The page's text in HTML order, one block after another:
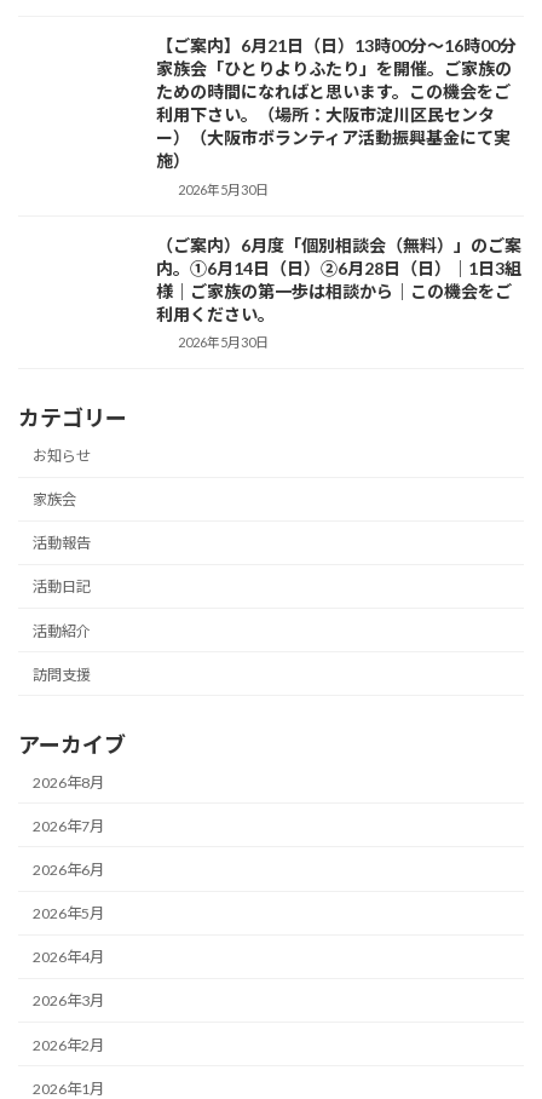
【ご案内】6月21日（日）13時00分～16時00分
家族会「ひとりよりふたり」を開催。ご家族の
ための時間になればと思います。この機会をご
利用下さい。（場所：大阪市淀川区民センタ
ー）（大阪市ボランティア活動振興基金にて実
施）
2026年5月30日
（ご案内）6月度「個別相談会（無料）」のご案
内。①6月14日（日）②6月28日（日）｜1日3組
様｜ご家族の第一歩は相談から｜この機会をご
利用ください。
2026年5月30日
カテゴリー
お知らせ
家族会
活動報告
活動日記
活動紹介
訪問支援
アーカイブ
2026年8月
2026年7月
2026年6月
2026年5月
2026年4月
2026年3月
2026年2月
2026年1月